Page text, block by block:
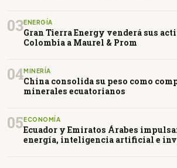
03ENERGÍA
Gran Tierra Energy venderá sus
Colombia a Maurel & Prom
04MINERÍA
China consolida su peso como
minerales ecuatorianos
05ECONOMÍA
Ecuador y Emiratos Árabes
energía, inteligencia artificial e